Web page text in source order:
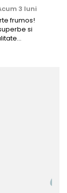
3 luni
frumos!
si